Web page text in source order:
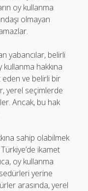
oy kullanma
olmayan
yabancılar, belirli
hakkına
eden ve belirli bir
yerel seçimlerde
Ancak, bu hak
sahip olabilmek
ikamet
oy kullanma
yerine
arasında, yerel